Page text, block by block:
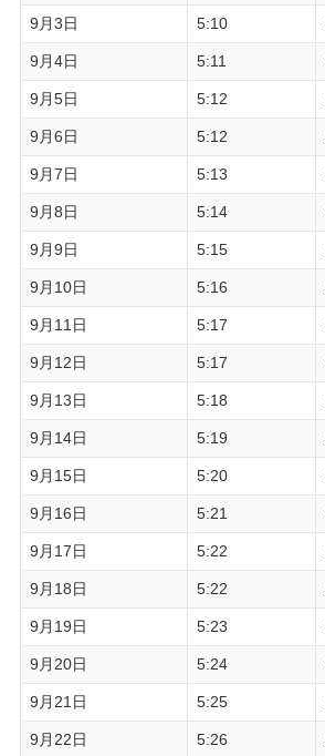
9月3日 5:10
9月4日 5:11
9月5日 5:12
9月6日 5:12
9月7日 5:13
9月8日 5:14
9月9日 5:15
9月10日 5:16
9月11日 5:17
9月12日 5:17
9月13日 5:18
9月14日 5:19
9月15日 5:20
9月16日 5:21
9月17日 5:22
9月18日 5:22
9月19日 5:23
9月20日 5:24
9月21日 5:25
9月22日 5:26